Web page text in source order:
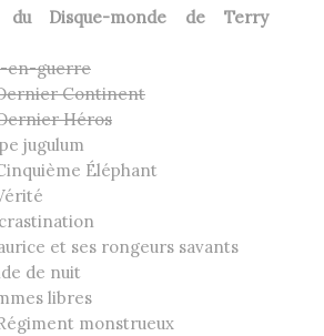
du Disque-monde de Terry
en-guerre
Continent
Héros
jugulum
Éléphant
et ses rongeurs savants
de nuit
libres
monstrueux